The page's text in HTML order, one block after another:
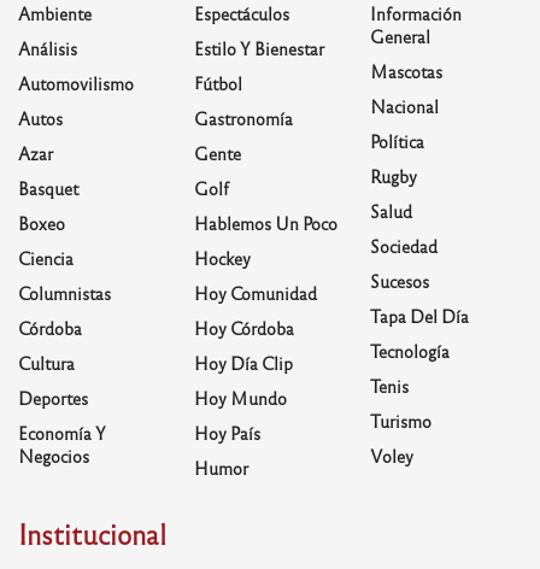
Ambiente
Análisis
Automovilismo
Autos
Azar
Basquet
Boxeo
Ciencia
Columnistas
Córdoba
Cultura
Deportes
Economía Y
Negocios
Espectáculos
Estilo Y Bienestar
Fútbol
Gastronomía
Gente
Golf
Hablemos Un Poco
Hockey
Hoy Comunidad
Hoy Córdoba
Hoy Día Clip
Hoy Mundo
Hoy País
Humor
Información
General
Mascotas
Nacional
Política
Rugby
Salud
Sociedad
Sucesos
Tapa Del Día
Tecnología
Tenis
Turismo
Voley
Institucional